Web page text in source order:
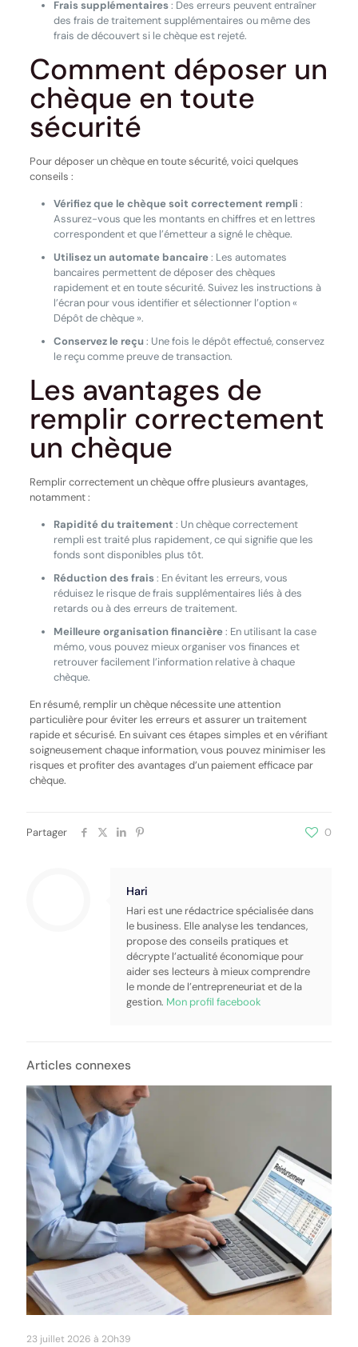
Frais supplémentaires: Des erreurs peuvent entraîner
des frais de traitement supplémentaires ou même des
frais de découvert si le chèque est rejeté.
Comment déposer un
chèque en toute
sécurité
Pour déposer un chèque en toute sécurité, voici quelques
conseils :
Vérifiez que le chèque soit correctement rempli :
Assurez-vous que les montants en chiffres et en lettres
correspondent et que l’émetteur a signé le chèque.
Utilisez un automate bancaire: Les automates
bancaires permettent de déposer des chèques
rapidement et en toute sécurité. Suivez les instructions à
l’écran pour vous identifier et sélectionner l’option «
Dépôt de chèque ».
Conservez le reçu : Une fois le dépôt effectué, conservez
le reçu comme preuve de transaction.
Les avantages de
remplir correctement
un chèque
Remplir correctement un chèque offre plusieurs avantages,
notamment :
Rapidité du traitement : Un chèque correctement
rempli est traité plus rapidement, ce qui signifie que les
fonds sont disponibles plus tôt.
Réduction des frais: En évitant les erreurs, vous
réduisez le risque de frais supplémentaires liés à des
retards ou à des erreurs de traitement.
Meilleure organisation financière: En utilisant la case
mémo, vous pouvez mieux organiser vos finances et
retrouver facilement l’information relative à chaque
chèque.
En résumé, remplir un chèque nécessite une attention
particulière pour éviter les erreurs et assurer un traitement
rapide et sécurisé. En suivant ces étapes simples et en vérifiant
soigneusement chaque information, vous pouvez minimiser les
risques et profiter des avantages d’un paiement efficace par
chèque.
Partager 0
Hari
Hari est une rédactrice spécialisée dans
le business. Elle analyse les tendances,
propose des conseils pratiques et
décrypte l’actualité économique pour
aider ses lecteurs à mieux comprendre
le monde de l’entrepreneuriat et de la
gestion. Mon profil facebook
Articles connexes
23 juillet 2026 à 20h39